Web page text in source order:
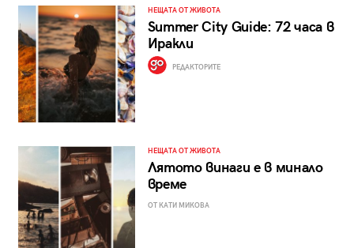
НЕЩАТА ОТ ЖИВОТА
Summer City Guide: 72 часа в
Иракли
РЕДАКТОРИТЕ
НЕЩАТА ОТ ЖИВОТА
Лятото винаги е в минало
време
ОТ КАТИ МИКОВА